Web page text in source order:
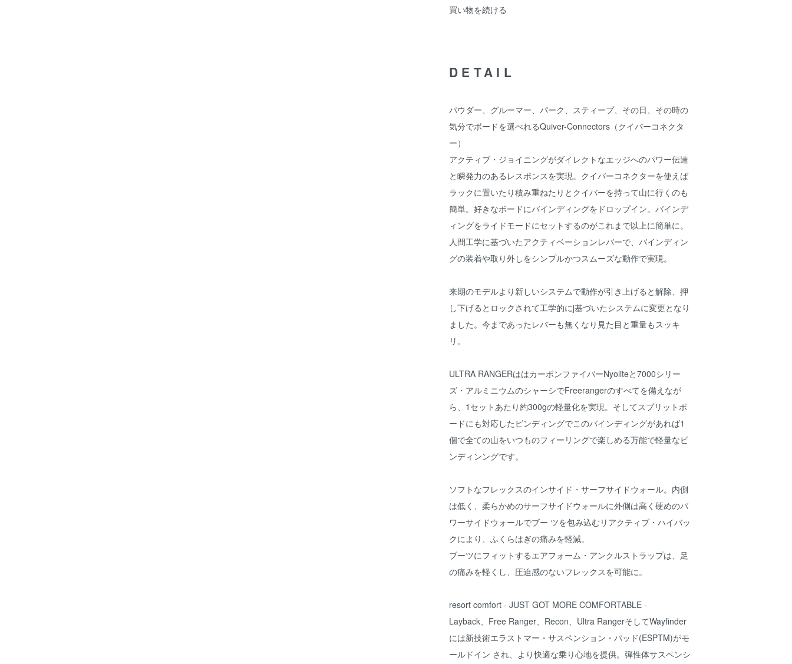
買い物を続ける
DETAIL
パウダー、グルーマー、パーク、スティープ、その日、その時の
気分でボードを選べれるQuiver-Connectors（クイバーコネクタ
ー）
アクティブ・ジョイニングがダイレクトなエッジへのパワー伝達
と瞬発力のあるレスポンスを実現。クイバーコネクターを使えば
ラックに置いたり積み重ねたりとクイバーを持って山に行くのも
簡単。好きなボードにバインディングをドロップイン。バインデ
ィングをライドモードにセットするのがこれまで以上に簡単に。
人間工学に基づいたアクティベーションレバーで、バインディン
グの装着や取り外しをシンプルかつスムーズな動作で実現。
来期のモデルより新しいシステムで動作が引き上げると解除、押
し下げるとロックされて工学的にj基づいたシステムに変更となり
ました。今まであったレバーも無くなり見た目と重量もスッキ
リ。
ULTRA RANGERははカーボンファイバーNyoliteと7000シリー
ズ・アルミニウムのシャーシでFreerangerのすべてを備えなが
ら、1セットあたり約300gの軽量化を実現。そしてスプリットボ
ードにも対応したビンディングでこのバインディングがあれば1
個で全ての山をいつものフィーリングで楽しめる万能で軽量なビ
ンディンングです。
ソフトなフレックスのインサイド・サーフサイドウォール。内側
は低く、柔らかめのサーフサイドウォールに外側は高く硬めのパ
ワーサイドウォールでブー ツを包み込むリアクティブ・ハイバッ
クにより、ふくらはぎの痛みを軽減。
ブーツにフィットするエアフォーム・アンクルストラップは、足
の痛みを軽くし、圧迫感のないフレックスを可能に。
resort comfort - JUST GOT MORE COMFORTABLE -
Layback、Free Ranger、Recon、Ultra RangerそしてWayfinder
には新技術エラストマー・サスペンション・パッド(ESPTM)がモ
ールドイン され、より快適な乗り心地を提供。弾性体サスペンシ